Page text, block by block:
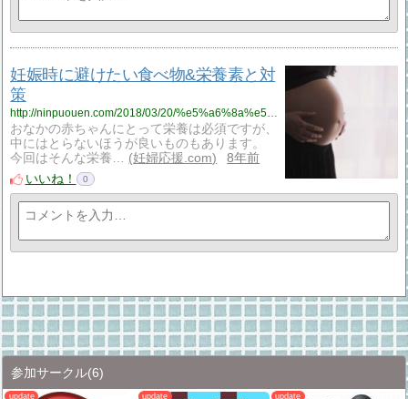
妊娠時に避けたい食べ物&栄養素と対
策
おなかの赤ちゃんにとって栄養は必須ですが、
中にはとらないほうが良いものもあります。
今回はそんな栄養…
妊婦応援.com
8年前
いいね！
0
参加サークル(6)